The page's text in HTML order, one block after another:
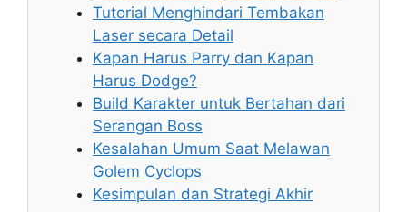
Tutorial Menghindari Tembakan
Laser secara Detail
Kapan Harus Parry dan Kapan
Harus Dodge?
Build Karakter untuk Bertahan dari
Serangan Boss
Kesalahan Umum Saat Melawan
Golem Cyclops
Kesimpulan dan Strategi Akhir